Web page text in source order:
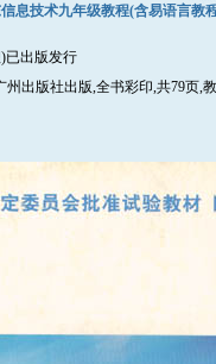
息技术九年级教程(含易语言教
已出版发行
出版社出版,全书彩印,共79页,